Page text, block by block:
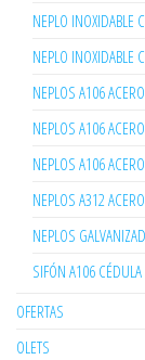
NEPLO
NEPLO INOXIDABLE
NEPLOS A106
NEPLOS A106
NEPLOS A106
NEPLOS A312
NEPLOS
SIFÓN A106
OFERTAS
OLETS